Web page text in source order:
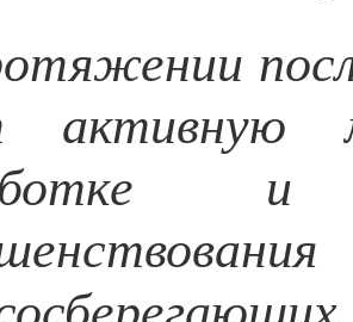
активную
и